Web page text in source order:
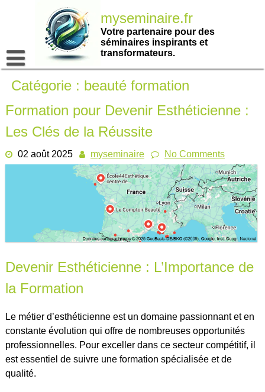
myseminaire.fr
Votre partenaire pour des
séminaires inspirants et
transformateurs.
Catégorie : beauté formation
Formation pour Devenir Esthéticienne :
Les Clés de la Réussite
02 août 2025 myseminaire No Comments
Devenir Esthéticienne : L’Importance de
la Formation
Le métier d’esthéticienne est un domaine passionnant et en
constante évolution qui offre de nombreuses opportunités
professionnelles. Pour exceller dans ce secteur compétitif, il
est essentiel de suivre une formation spécialisée et de
qualité.